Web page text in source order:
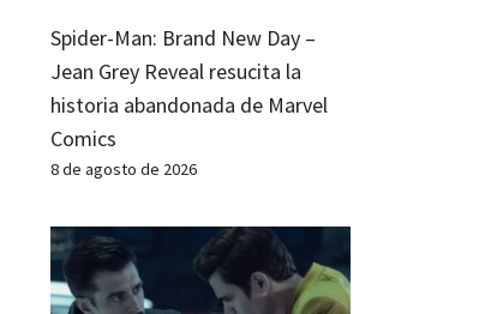
Spider-Man: Brand New Day –
Jean Grey Reveal resucita la
historia abandonada de Marvel
Comics
8 de agosto de 2026